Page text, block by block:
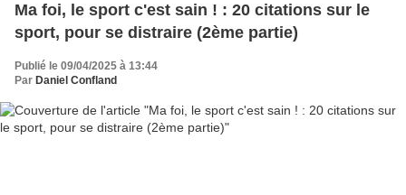
Ma foi, le sport c'est sain ! : 20 citations sur le
sport, pour se distraire (2ème partie)
Publié le 09/04/2025 à 13:44
Par Daniel Confland